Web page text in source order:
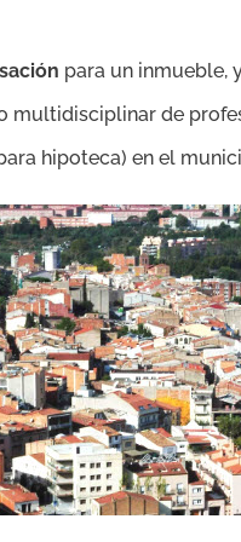
para un inmueble,
de
hipoteca) en el